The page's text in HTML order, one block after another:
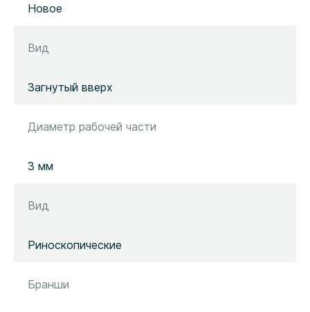
Новое
Вид
Загнутый вверх
Диаметр рабочей части
3 мм
Вид
Риноскопические
Бранши